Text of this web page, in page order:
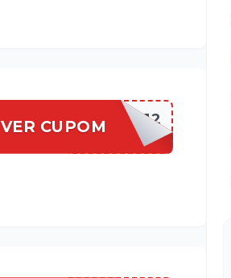
VER CUPOMBRANDILI12